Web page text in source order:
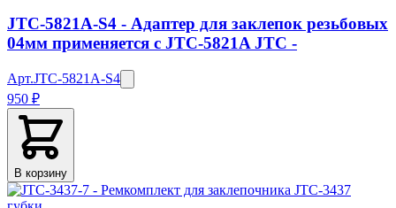
JTC-5821A-S4 - Адаптер для заклепок резьбовых
04мм применяется с JTC-5821A JTC -
Арт.JTC-5821A-S4
950 ₽
В корзину